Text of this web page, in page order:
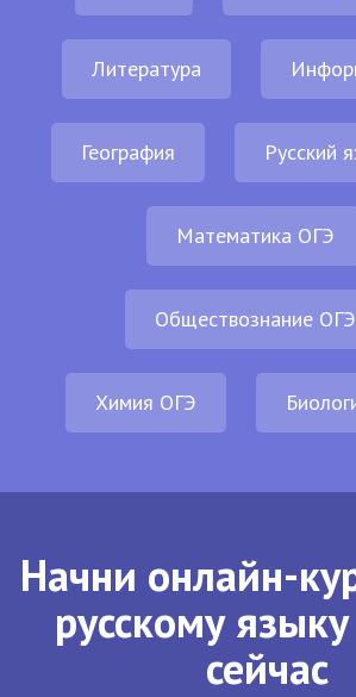
Литература
География Русский
Математика ОГЭ
Обществознание ОГЭ
Химия ОГЭ
Начни онлайн-
русскому
сейчас